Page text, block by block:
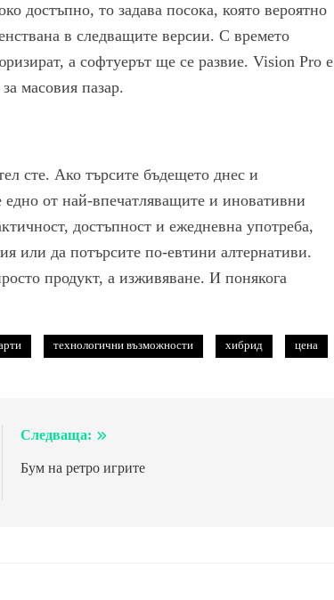
достъпно, то задава посока, която вероятно
в следващите версии. С времето
а софтуерът ще се развие. Vision Pro е
масовия пазар.
сте. Ако търсите бъдещето днес и
от най-впечатляващите и иновативни
достъпност и ежедневна употреба,
или да потърсите по-евтини алтернативи.
продукт, а изживяване. И понякога
технологични възможности хибрид цена
Следваща:
Бум на ретро игрите